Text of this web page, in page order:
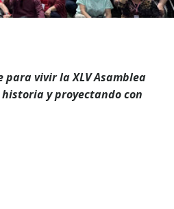
para vivir la XLV Asamblea
y proyectando con